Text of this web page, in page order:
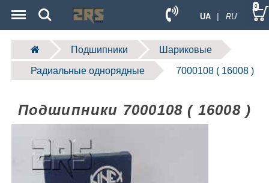
UA | RU
Search 0
Подшипники Шариковые
Радиальные однорядные 7000108 ( 16008 )
Подшипники 7000108 ( 16008 )